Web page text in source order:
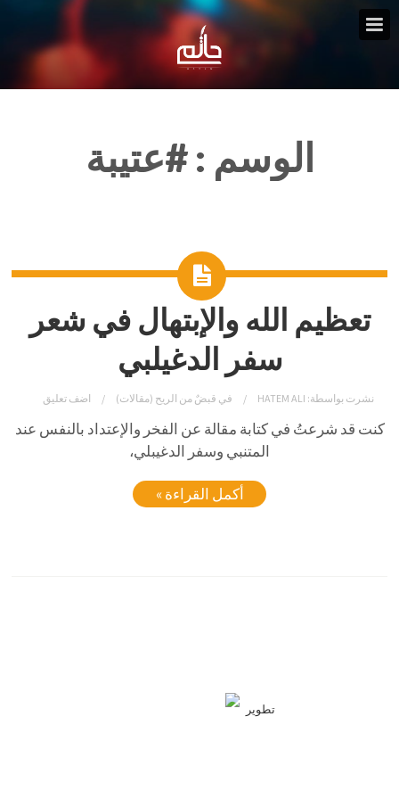
الوسم :#عتيبة
تعظيم الله والإبتهال في شعر
سفر الدغيلبي
نشرت بواسطة: HATEM ALI في قبضٌ من الريح (مقالات) اضف تعليق
كنت قد شرعتُ في كتابة مقالة عن الفخر والإعتداد بالنفس عند
المتنبي وسفر الدغيبلي،
أكمل القراءة »
تطوير